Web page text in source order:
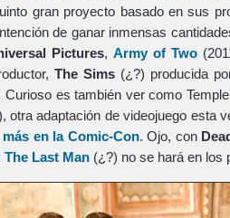
gran proyecto basado en sus
de ganar inmensas
Pictures,Army of Two
The Sims (¿?) producida
Curioso es también ver como Temple
otra adaptación de videojuego esta
en la Comic-Con. Ojo, con
The Last Man(¿?) no se hará en los